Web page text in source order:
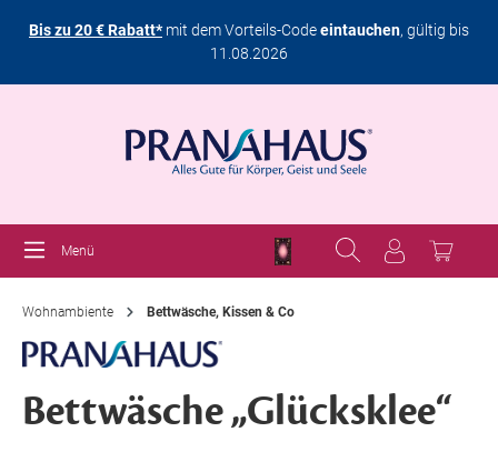
Bis zu 20 € Rabatt*mit dem Vorteils-Codeeintauchen, gültig bis
11.08.2026
Menü
Wohnambiente Bettwäsche, Kissen & Co
Bettwäsche „Glücksklee“